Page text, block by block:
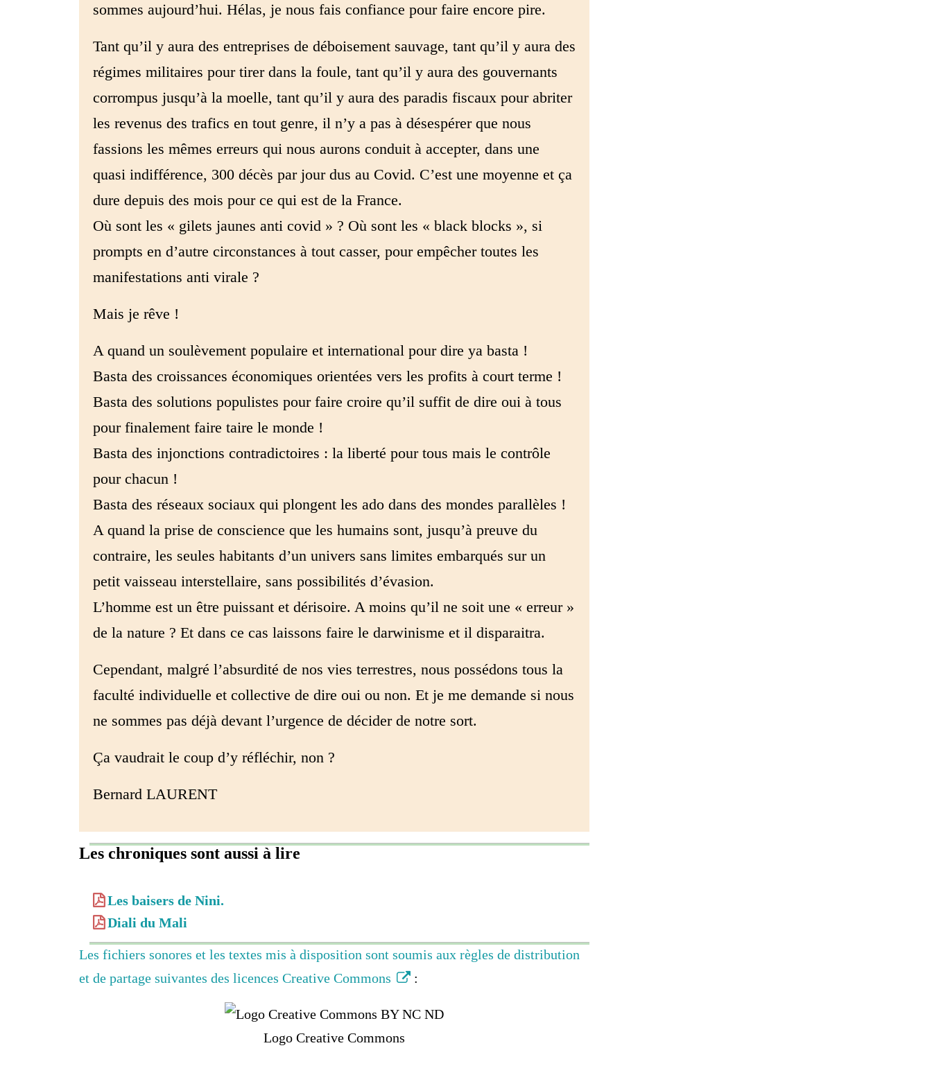
sommes aujourd’hui. Hélas, je nous fais confiance pour faire encore pire.
Tant qu’il y aura des entreprises de déboisement sauvage, tant qu’il y aura des
régimes militaires pour tirer dans la foule, tant qu’il y aura des gouvernants
corrompus jusqu’à la moelle, tant qu’il y aura des paradis fiscaux pour abriter
les revenus des trafics en tout genre, il n’y a pas à désespérer que nous
fassions les mêmes erreurs qui nous aurons conduit à accepter, dans une
quasi indifférence, 300 décès par jour dus au Covid. C’est une moyenne et ça
dure depuis des mois pour ce qui est de la France.
Où sont les « gilets jaunes anti covid » ? Où sont les « black blocks », si
prompts en d’autre circonstances à tout casser, pour empêcher toutes les
manifestations anti virale ?
Mais je rêve !
A quand un soulèvement populaire et international pour dire ya basta !
Basta des croissances économiques orientées vers les profits à court terme !
Basta des solutions populistes pour faire croire qu’il suffit de dire oui à tous
pour finalement faire taire le monde !
Basta des injonctions contradictoires : la liberté pour tous mais le contrôle
pour chacun !
Basta des réseaux sociaux qui plongent les ado dans des mondes parallèles !
A quand la prise de conscience que les humains sont, jusqu’à preuve du
contraire, les seules habitants d’un univers sans limites embarqués sur un
petit vaisseau interstellaire, sans possibilités d’évasion.
L’homme est un être puissant et dérisoire. A moins qu’il ne soit une « erreur »
de la nature ? Et dans ce cas laissons faire le darwinisme et il disparaitra.
Cependant, malgré l’absurdité de nos vies terrestres, nous possédons tous la
faculté individuelle et collective de dire oui ou non. Et je me demande si nous
ne sommes pas déjà devant l’urgence de décider de notre sort.
Ça vaudrait le coup d’y réfléchir, non ?
Bernard LAURENT
Les chroniques sont aussi à lire
Les baisers de Nini.
Diali du Mali
Les fichiers sonores et les textes mis à disposition sont soumis aux règles de distribution
et de partage suivantes des licences Creative Commons
:
Logo Creative Commons